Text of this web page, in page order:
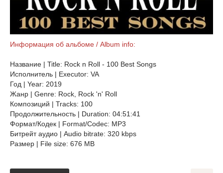
Информация об альбоме / Album info:
Название | Title: Rock n Roll - 100 Best Songs
Исполнитель | Executor: VA
Год | Year: 2019
Жанр | Genre: Rock, Rock 'n' Roll
Композиций | Tracks: 100
Продолжительность | Duration: 04:51:41
Формат/Кодек | Format/Codec: MP3
Битрейт аудио | Audio bitrate: 320 kbps
Размер | File size: 676 MB